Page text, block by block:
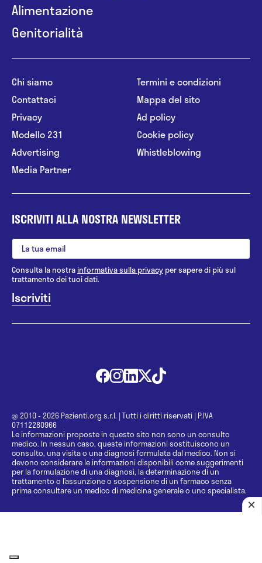
Alimentazione
Genitorialità
Chi siamo
Contattaci
Privacy
Modello 231
Advertising
Media Partner
Termini e condizioni
Mappa del sito
Ad policy
Cookie policy
Whistleblowing
ISCRIVITI ALLA NOSTRA NEWSLETTER
Consulta la nostrainformativa sulla privacy per sapere di più sul
trattamento dei tuoi dati.
@ 2010 - 2026 Pazienti.org s.r.l. | Tutti i diritti riservati | P.IVA
07112280966
Le informazioni proposte in questo sito non sono un consulto
medico. In nessun caso, queste informazioni sostituiscono un
consulto, una visita o una diagnosi formulata dal medico. Non si
devono considerare le informazioni disponibili come suggerimenti
per la formulazione di una diagnosi, la determinazione di un
trattamento o l’assunzione o sospensione di un farmaco senza
prima consultare un medico di medicina generale o uno specialista.